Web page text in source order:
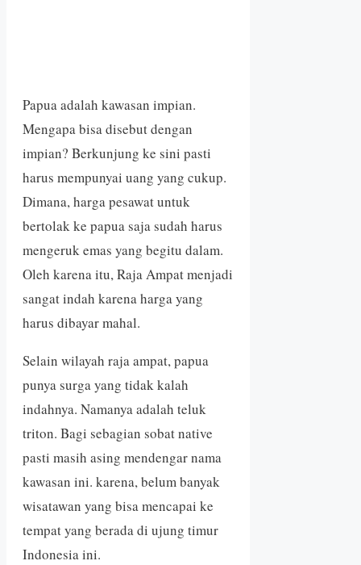
Papua adalah kawasan impian.
Mengapa bisa disebut dengan
impian? Berkunjung ke sini pasti
harus mempunyai uang yang cukup.
Dimana, harga pesawat untuk
bertolak ke papua saja sudah harus
mengeruk emas yang begitu dalam.
Oleh karena itu, Raja Ampat menjadi
sangat indah karena harga yang
harus dibayar mahal.
Selain wilayah raja ampat, papua
punya surga yang tidak kalah
indahnya. Namanya adalah teluk
triton. Bagi sebagian sobat native
pasti masih asing mendengar nama
kawasan ini. karena, belum banyak
wisatawan yang bisa mencapai ke
tempat yang berada di ujung timur
Indonesia ini.